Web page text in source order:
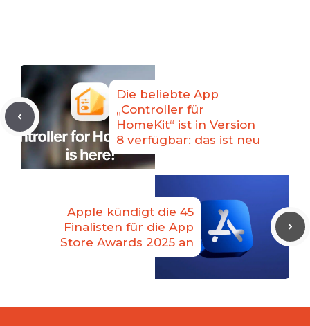
Die beliebte App
„Controller für
HomeKit“ ist in Version
8 verfügbar: das ist neu
Apple kündigt die 45
Finalisten für die App
Store Awards 2025 an